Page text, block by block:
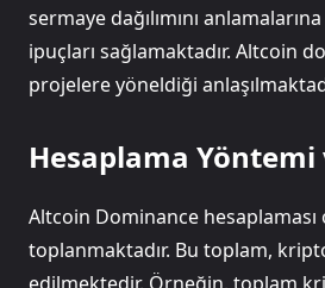
sermaye dağılımını
ipuçları sağlamaktadır. Altcoin
projelere yöneldiği
Hesaplama Yöntemi
Altcoin Dominance
toplanmaktadır. Bu toplam,